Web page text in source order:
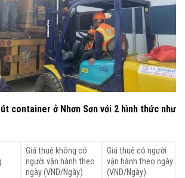
container ở Nhơn Sơn với 2 hình thức như
Giá thuê không có
người vận hành theo
ngày (VND/Ngày)
Giá thuê có người
vận hành theo ngày
(VND/Ngày)